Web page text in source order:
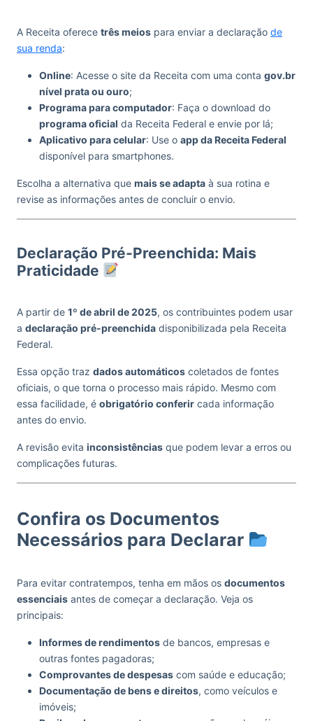
A Receita oferece três meios para enviar a declaração de
sua renda:
Online: Acesse o site da Receita com uma conta gov.br
nível prata ou ouro;
Programa para computador: Faça o download do
programa oficial da Receita Federal e envie por lá;
Aplicativo para celular: Use o app da Receita Federal
disponível para smartphones.
Escolha a alternativa que mais se adapta à sua rotina e
revise as informações antes de concluir o envio.
Declaração Pré-Preenchida: Mais
Praticidade
A partir de 1º de abril de 2025, os contribuintes podem usar
a declaração pré-preenchida disponibilizada pela Receita
Federal.
Essa opção traz dados automáticos coletados de fontes
oficiais, o que torna o processo mais rápido. Mesmo com
essa facilidade, é obrigatório conferir cada informação
antes do envio.
A revisão evita inconsistências que podem levar a erros ou
complicações futuras.
Confira os Documentos
Necessários para Declarar
Para evitar contratempos, tenha em mãos os documentos
essenciais antes de começar a declaração. Veja os
principais:
Informes de rendimentos de bancos, empresas e
outras fontes pagadoras;
Comprovantes de despesas com saúde e educação;
Documentação de bens e direitos, como veículos e
imóveis;